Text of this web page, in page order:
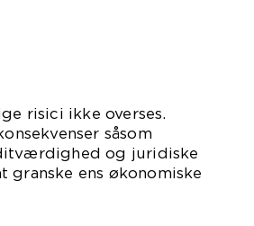
risici ikke overses.
såsom
og juridiske
ens økonomiske